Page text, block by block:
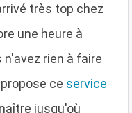
très top chez
une heure à
rien à faire
ce service
jusqu'où